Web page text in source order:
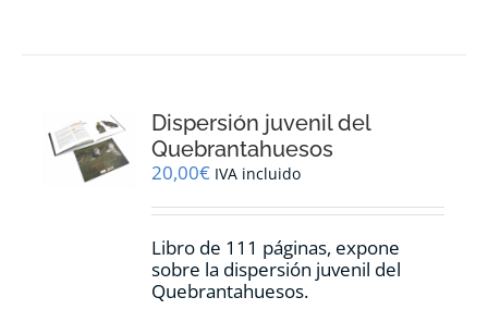
Dispersión juvenil del
Quebrantahuesos
20,00€ IVA incluido
Libro de 111 páginas, expone
sobre la dispersión juvenil del
Quebrantahuesos.